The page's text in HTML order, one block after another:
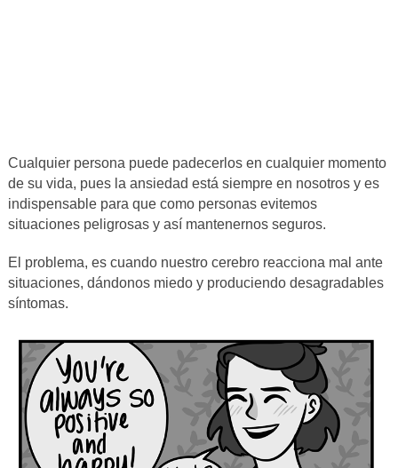
Cualquier persona puede padecerlos en cualquier momento
de su vida, pues la ansiedad está siempre en nosotros y es
indispensable para que como personas evitemos
situaciones peligrosas y así mantenernos seguros.
El problema, es cuando nuestro cerebro reacciona mal ante
situaciones, dándonos miedo y produciendo desagradables
síntomas.